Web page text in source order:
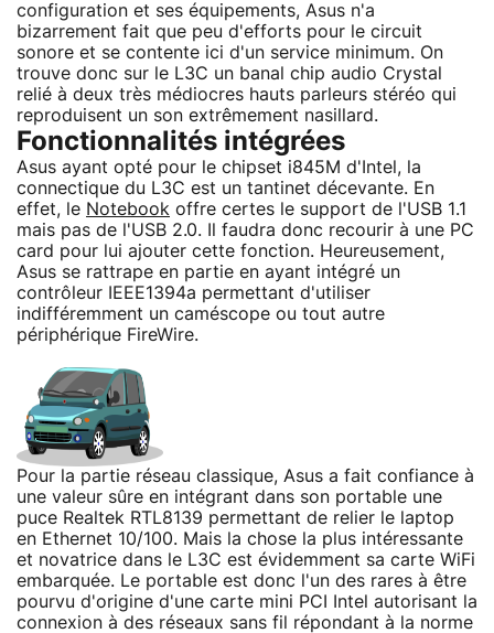
configuration et ses équipements, Asus n'a
bizarrement fait que peu d'efforts pour le circuit
sonore et se contente ici d'un service minimum. On
trouve donc sur le L3C un banal chip audio Crystal
relié à deux très médiocres hauts parleurs stéréo qui
reproduisent un son extrêmement nasillard.
Fonctionnalités intégrées
Asus ayant opté pour le chipset i845M d'Intel, la
connectique du L3C est un tantinet décevante. En
effet, le Notebook offre certes le support de l'USB 1.1
mais pas de l'USB 2.0. Il faudra donc recourir à une PC
card pour lui ajouter cette fonction. Heureusement,
Asus se rattrape en partie en ayant intégré un
contrôleur IEEE1394a permettant d'utiliser
indifféremment un caméscope ou tout autre
périphérique FireWire.
Pour la partie réseau classique, Asus a fait confiance à
une valeur sûre en intégrant dans son portable une
puce Realtek RTL8139 permettant de relier le laptop
en Ethernet 10/100. Mais la chose la plus intéressante
et novatrice dans le L3C est évidemment sa carte WiFi
embarquée. Le portable est donc l'un des rares à être
pourvu d'origine d'une carte mini PCI Intel autorisant la
connexion à des réseaux sans fil répondant à la norme